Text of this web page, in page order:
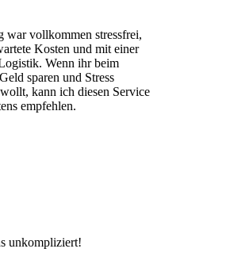
war vollkommen stressfrei,
Kosten und mit einer
Wenn ihr beim
sparen und Stress
kann ich diesen Service
empfehlen.
unkompliziert!